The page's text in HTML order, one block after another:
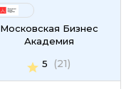
Московская Бизнес
Академия
5
(21)